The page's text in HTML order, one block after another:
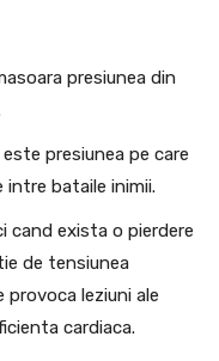
presiunea din
este presiunea pe care
intre bataile inimii.
cand exista o pierdere
de tensiunea
provoca leziuni ale
cardiaca.